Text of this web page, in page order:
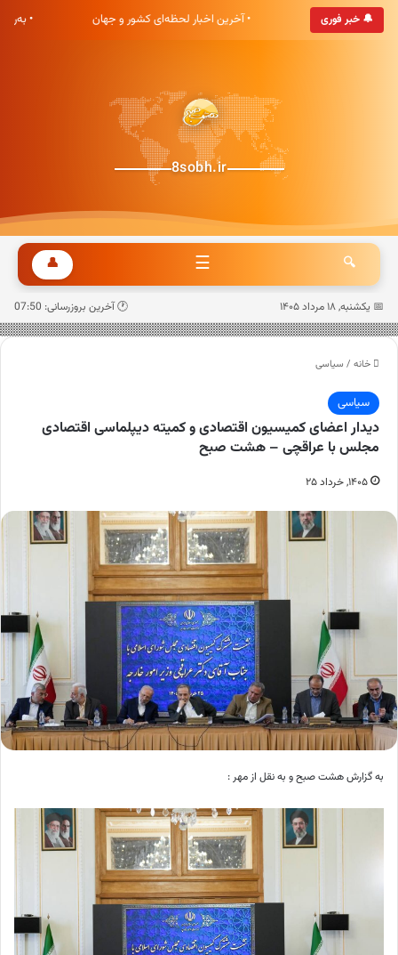
🔔 خبر فوری
صبح خوش آمدید • آخرین اخبار لحظه‌ای کشور و جهان •
8sobh.ir
🔍
☰
👤
📅 یکشنبه, ۱۸ مرداد ۱۴۰۵ 🕐 آخرین بروزرسانی: 07:50
خانه / سیاسی
سیاسی
دیدار اعضای کمیسیون اقتصادی و کمیته دیپلماسی اقتصادی
مجلس با عراقچی – هشت صبح
۱۴۰۵, خرداد ۲۵
به گزارش هشت صبح و به نقل از مهر :